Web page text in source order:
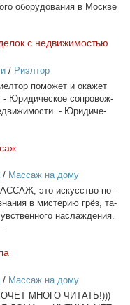
обо­ру­до­ва­ния в Москве
с недви­жи­мо­стью
/ Риэлтор
по­мо­жет и ока­жет
- Юри­ди­че­ское со­про­вож­
- Юри­ди­че­
/ Массаж на дому
это ис­кус­ство по­
в ми­сте­рию грёз, та­
на­сла­жде­ния.
/ Массаж на дому
МНОГО ЧИТАТЬ!)))